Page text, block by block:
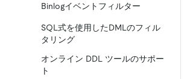
Binlogイベントフィルター
SQL式を使用したDMLのフィル
タリング
オンライン DDL ツールのサポー
ト